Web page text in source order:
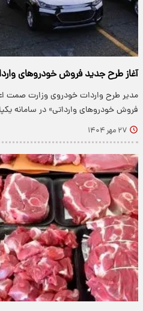
آغاز طرح جدید فروش خودروهای وارداتی
مدیر طرح واردات خودروی وزارت صمت
فروش خودروهای وارداتی» در سامانه
۲۷ مهر ۱۴۰۴